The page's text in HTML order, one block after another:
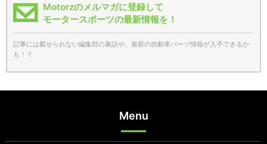
Motorzのメルマガに登録して
モータースポーツの最新情報を！
記事には載せられない編集部の裏話や、最新の自動車パーツ情報が入手できるか
も！？
Menu